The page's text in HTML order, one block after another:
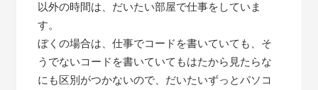
以外の時間は、だいたい部屋で仕事をしていま
す。
ぼくの場合は、仕事でコードを書いていても、そ
うでないコードを書いていてもはたから見たらな
にも区別がつかないので、だいたいずっとパソコ